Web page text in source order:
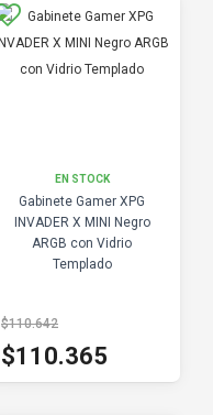
EN STOCK
Gabinete Gamer XPG
INVADER X MINI Negro
ARGB con Vidrio
Templado
$110.642
$110.365